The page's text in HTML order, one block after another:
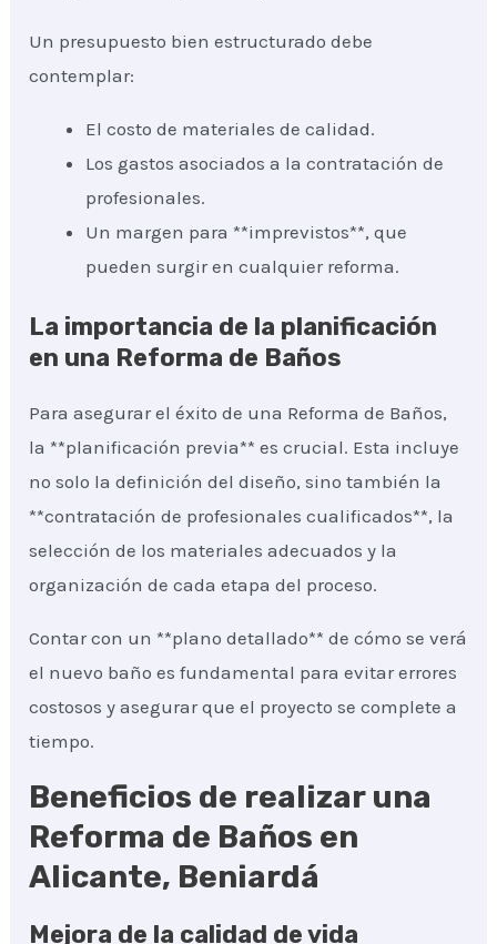
Un presupuesto bien estructurado debe
contemplar:
El costo de materiales de calidad.
Los gastos asociados a la contratación de
profesionales.
Un margen para **imprevistos**, que
pueden surgir en cualquier reforma.
La importancia de la planificación
en una Reforma de Baños
Para asegurar el éxito de una Reforma de Baños,
la **planificación previa** es crucial. Esta incluye
no solo la definición del diseño, sino también la
**contratación de profesionales cualificados**, la
selección de los materiales adecuados y la
organización de cada etapa del proceso.
Contar con un **plano detallado** de cómo se verá
el nuevo baño es fundamental para evitar errores
costosos y asegurar que el proyecto se complete a
tiempo.
Beneficios de realizar una
Reforma de Baños en
Alicante, Beniardá
Mejora de la calidad de vida